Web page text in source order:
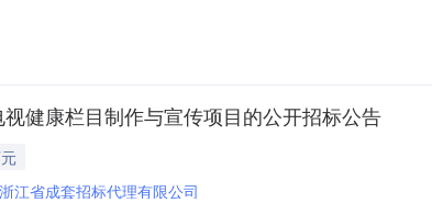
标文件详见招标文件详见招标文件五、评标专家抽取评审专
健康栏目制作与宣传项目的公开招标公告
浙江省成套招标代理有限公司